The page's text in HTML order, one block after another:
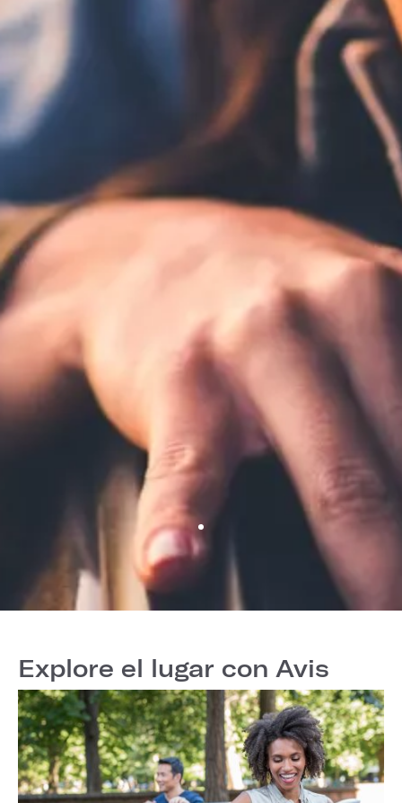
Explore el lugar con Avis